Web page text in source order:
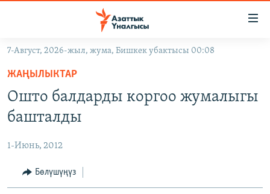
Навигацияга
өтүңүз
Издөөгө
салыңыз
КЫРГЫЗСТАН
ЭКОНОМИКА
МАДАНИЯТ
ДҮЙНӨ
БОРБОР АЗИЯ
АТАЙЫН ИЛИКТӨӨ
ТВ ПРОГРАММАЛАР
7-Август, 2026-жыл, жума, Бишкек убактысы 00:08
ЖАҢЫЛЫКТАР
Ошто балдарды коргоо жумалыгы
башталды
1-Июнь, 2012
Бөлүшүңүз